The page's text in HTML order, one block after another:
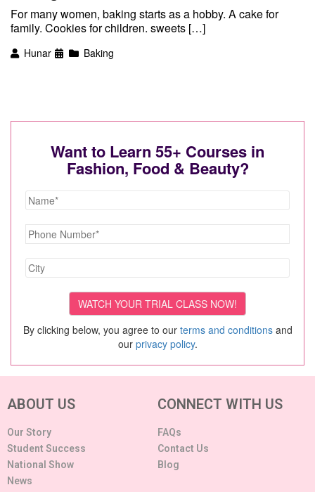
For many women, baking starts as a hobby. A cake for
family. Cookies for children. sweets […]
Hunar Baking
Want to Learn 55+ Courses in
Fashion, Food & Beauty?
By clicking below, you agree to our terms and conditionsand
our privacy policy.
ABOUT US
Our Story
Student Success
National Show
News
CONNECT WITH US
FAQs
Contact Us
Blog